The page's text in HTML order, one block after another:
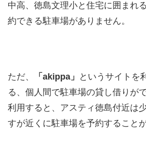
中高、徳島文理小と住宅に囲まれ
約できる駐車場がありません。
ただ、 「akippa」
というサイトを
る、個人間で駐車場の貸し借りが
利用すると、アスティ徳島付近は
すが近くに駐車場を予約すること